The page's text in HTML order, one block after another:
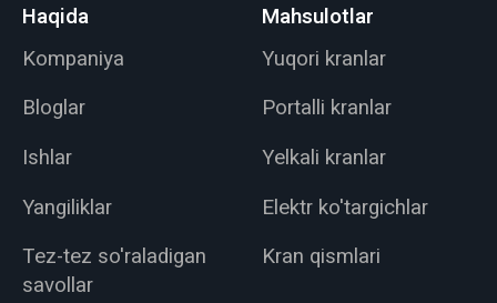
Haqida
Kompaniya
Bloglar
Ishlar
Yangiliklar
Tez-tez so'raladigan
savollar
Mahsulotlar
Yuqori kranlar
Portalli kranlar
Yelkali kranlar
Elektr ko'targichlar
Kran qismlari